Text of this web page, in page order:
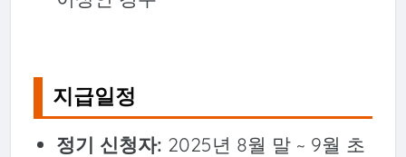
지급일정
정기 신청자: 2025년 8월 말 ~ 9월 초